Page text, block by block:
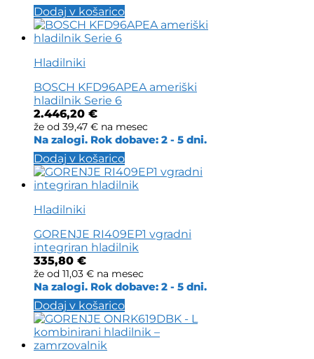
Dodaj v košarico
Hladilniki
BOSCH KFD96APEA ameriški
hladilnik Serie 6
2.446,20 €
že od 39,47 € na mesec
Na zalogi. Rok dobave: 2 - 5 dni.
Dodaj v košarico
Hladilniki
GORENJE RI409EP1 vgradni
integriran hladilnik
335,80 €
že od 11,03 € na mesec
Na zalogi. Rok dobave: 2 - 5 dni.
Dodaj v košarico